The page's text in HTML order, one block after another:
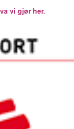
vi gjør her.